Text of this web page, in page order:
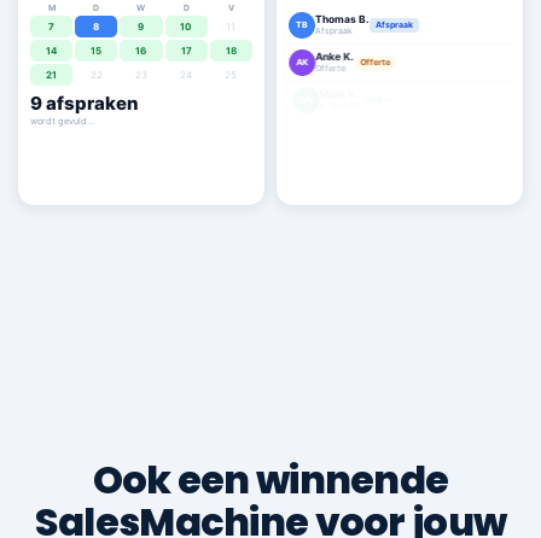
M D W D V
7 8 9 10
11
14
15 16 17
18
21
22 23 24 25
9afspraken
agenda staat vol ✓
TB Thomas B.
Afspraak
Afspraak
AK Anke K.
Offerte
Offerte
Ook een winnende
SalesMachine voor jouw